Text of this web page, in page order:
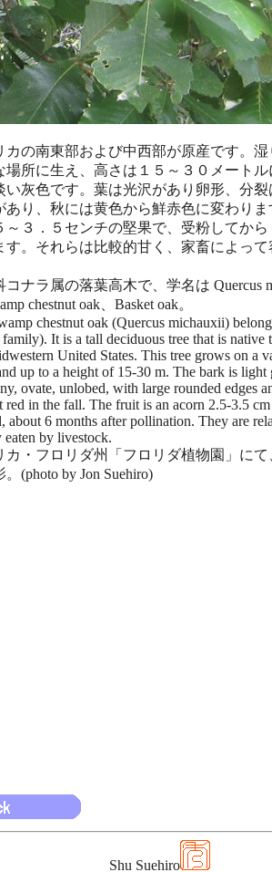
カの南東部および中西部が原産です。
場所に生え、高さは１５～３０メート
い灰色です。葉は光沢があり卵形、分
あり、秋には黄色から鮮赤色に変わり
～３．５センチの堅果で、受粉してか
す。それらは比較的甘く、家畜によっ
コナラ属の落葉高木で、学名は Quercus
chestnut oak、Basket oak。
chestnut oak (Quercus michauxii)
It is a tall deciduous tree that is native
United States. This tree grows on a
up to a height of 15-30 m. The bark is light
ovate, unlobed, with large rounded edges
red in the fall. The fruit is an acorn 2.5-3.5
about 6 months after pollination. They are
eaten by livestock.
カ・フロリダ州「フロリダ植物園」にて
。(photo by Jon Suehiro)
Shu Suehiro